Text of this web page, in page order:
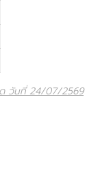
ด วันที่ 24/07/2569